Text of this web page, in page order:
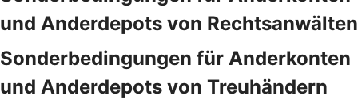
und Anderdepots von Rechtsanwälten
Sonderbedingungen für Anderkonten
und Anderdepots von Treuhändern